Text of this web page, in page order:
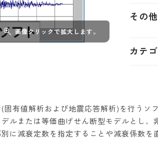
画像クリックで拡大します。
その
カテ
有値解析および地震応答解析)を行う
ルまたは等価曲げせん断型モデルとし
に減衰定数を指定することや減衰係数を